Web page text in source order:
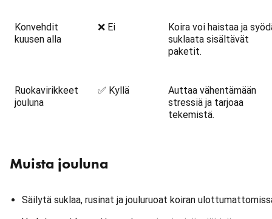
Konvehdit
kuusen alla
❌ Ei
Koira voi haistaa ja
suklaata sisältävät
paketit.
Ruokavirikkeet
jouluna
✅ Kyllä
Auttaa vähentämään
stressiä ja tarjoaa
tekemistä.
Muista jouluna
Säilytä suklaa, rusinat ja jouluruoat koiran